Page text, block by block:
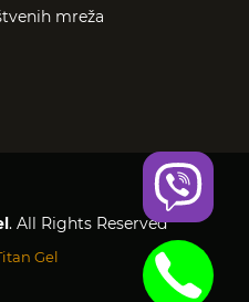
mreža
. All Rights Reserved
Gel